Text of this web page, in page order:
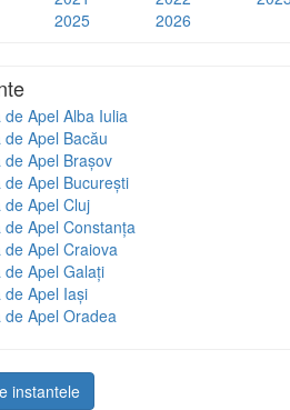
2025 2026
de Apel Alba Iulia
de Apel Bacău
de Apel Brașov
de Apel București
de Apel Cluj
de Apel Constanța
de Apel Craiova
de Apel Galați
de Apel Iași
de Apel Oradea
instantele